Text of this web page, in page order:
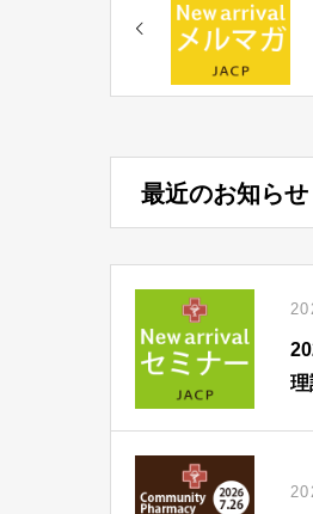
最近のお知らせ